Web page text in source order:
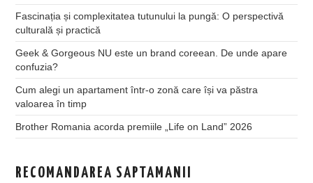
Fascinația și complexitatea tutunului la pungă: O perspectivă
culturală și practică
Geek & Gorgeous NU este un brand coreean. De unde apare
confuzia?
Cum alegi un apartament într-o zonă care își va păstra
valoarea în timp
Brother Romania acorda premiile „Life on Land” 2026
RECOMANDAREA SAPTAMANII